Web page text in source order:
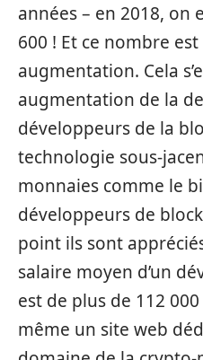
années – en 2018, on
600 ! Et ce nombre
augmentation. Cela
augmentation de la
développeurs de la
technologie sous-
monnaies comme le
développeurs de
point ils sont
salaire moyen d’un
est de plus de 112
même un site web